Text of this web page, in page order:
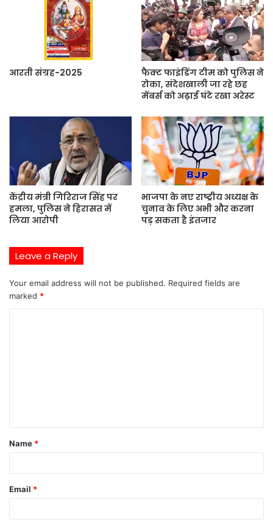
t
e
आरती संग्रह-2025
फैक्ट फाइंडिंग टीम को पुलिस ने
रोका, संदेशखाली जा रहे छह
मेंबर्स को अढ़ाई घंटे रखा अरेस्ट
केंद्रीय मंत्री गिरिराज सिंह पर
हमला, पुलिस ने हिरासत में
लिया आरोपी
भाजपा के नए राष्ट्रीय अध्यक्ष के
चुनाव के लिए अभी और करना
पड़ सकता है इंतजार
Leave a Reply
Your email address will not be published. Required fields are
marked *
t
*
Name *
Email *